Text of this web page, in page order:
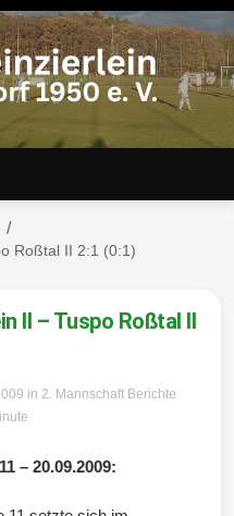
Roßtal II 2:1 (0:1)
II – Tuspo Roßtal II
in 2. Mannschaft Berichte
– 20.09.2009: